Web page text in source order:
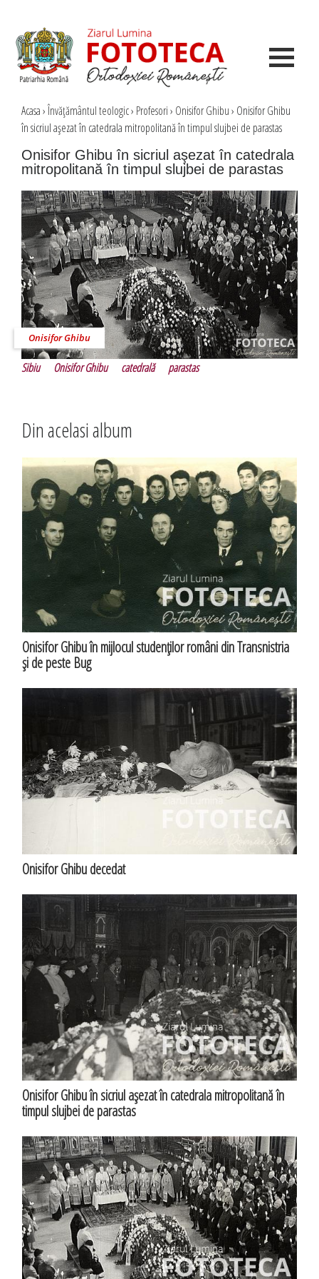
Acasa›Învăţământul teologic› Profesori› Onisifor Ghibu› Onisifor Ghibu
în sicriul aşezat în catedrala mitropolitană în timpul slujbei de parastas
Onisifor Ghibu în sicriul aşezat în catedrala
mitropolitană în timpul slujbei de parastas
Onisifor Ghibu
Sibiu Onisifor Ghibu catedrală parastas
Din acelasi album
Onisifor Ghibu în mijlocul studenţilor români din Transnistria
şi de peste Bug
Onisifor Ghibu decedat
Onisifor Ghibu în sicriul aşezat în catedrala mitropolitană în
timpul slujbei de parastas